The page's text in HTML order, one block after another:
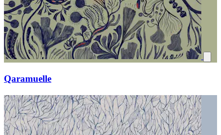
Qaramuelle